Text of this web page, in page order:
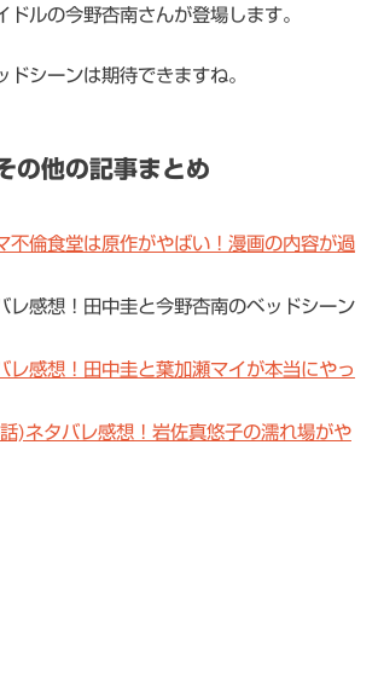
ドルの今野杏南さんが登場します。
ドシーンは期待できますね。
の他の記事まとめ
不倫食堂は原作がやばい！漫画の内容が過
レ感想！田中圭と今野杏南のベッドシーン
レ感想！田中圭と葉加瀬マイが本当にやっ
)ネタバレ感想！岩佐真悠子の濡れ場がや